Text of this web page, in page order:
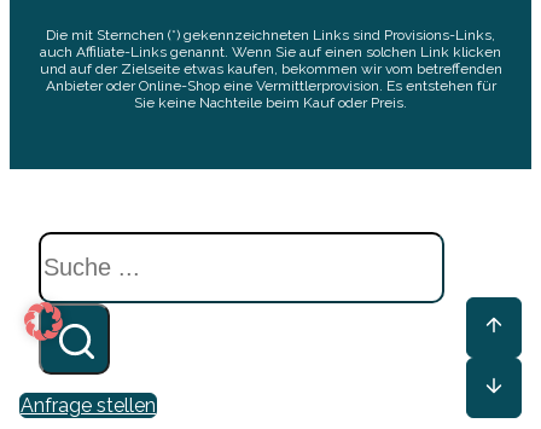
Die mit Sternchen (*) gekennzeichneten Links sind Provisions-Links,
auch Affiliate-Links genannt. Wenn Sie auf einen solchen Link klicken
und auf der Zielseite etwas kaufen, bekommen wir vom betreffenden
Anbieter oder Online-Shop eine Vermittlerprovision. Es entstehen für
Sie keine Nachteile beim Kauf oder Preis.
Anfrage stellen
Suchen